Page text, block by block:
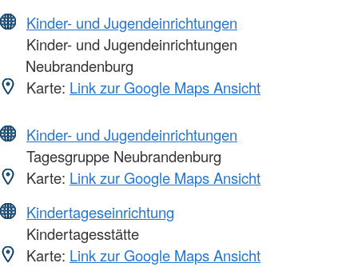
Kinder- und Jugendeinrichtungen
Kinder- und Jugendeinrichtungen
Neubrandenburg
Karte: Link zur Google Maps Ansicht
Kinder- und Jugendeinrichtungen
Tagesgruppe Neubrandenburg
Karte: Link zur Google Maps Ansicht
Kindertageseinrichtung
Kindertagesstätte
Karte: Link zur Google Maps Ansicht